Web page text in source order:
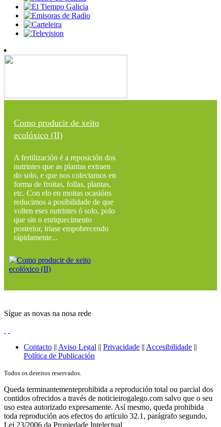
Como producir de xeito
ecolóxico (II)
A fertilización é a reposición dos
nutrintes que as plantas extraen
do solo, e que nos colectamos en
forma de froitas, follas, plantas,
etc. Con elo en moitas ocasións
reducimos a posibilidade de que
volten eses nutrintes ó solo, polo
que sin o enriquecimento
posterior, iriase empobrecendo
rápidamente...
Sígue as novas na nosa rede
Contacto || Aviso Legal || Privacidade || Accesibilidade ||
Política de Publicación
Todos os dereitos reservados.
Queda terminantementeprohibida a reprodución total ou parcial dos
contidos ofrecidos a través de noticieirogalego.com salvo que o seu
uso estea autorizado expresamente. Así mesmo, queda prohibida
toda reprodución aos efectos do artículo 32.1, parágrafo segundo,
Lei 23/2006 da Propiedade Intelectual